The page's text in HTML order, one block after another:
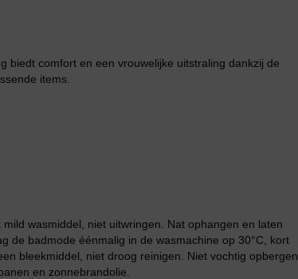
biedt comfort en een vrouwelijke uitstraling dankzij de
items.
wasmiddel, niet uitwringen. Nat ophangen en laten
de badmode éénmalig in de wasmachine op 30°C, kort
bleekmiddel, niet droog reinigen. Niet vochtig opbergen
en zonnebrandolie.